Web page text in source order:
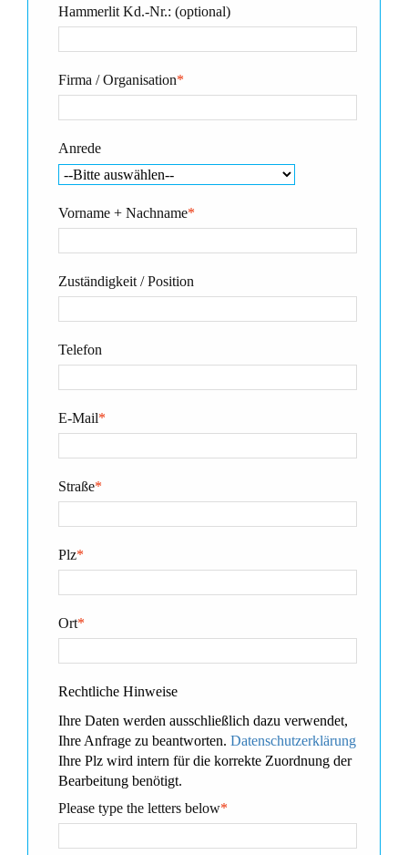
Hammerlit Kd.-Nr.: (optional)
*
Firma / Organisation
Anrede
*
Vorname + Nachname
Zuständigkeit / Position
Telefon
*
E-Mail
*
Straße
*
Plz
*
Ort
Rechtliche Hinweise
Ihre Daten werden ausschließlich dazu verwendet,
Ihre Anfrage zu beantworten. Datenschutzerklärung
Ihre Plz wird intern für die korrekte Zuordnung der
Bearbeitung benötigt.
*
Please type the letters below